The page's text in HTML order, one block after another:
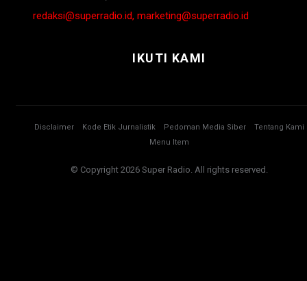
redaksi@superradio.id, marketing@superradio.id
IKUTI KAMI
Disclaimer Kode Etik Jurnalistik Pedoman Media Siber
Tentang Kami
Menu Item
© Copyright 2026 Super Radio. All rights reserved.